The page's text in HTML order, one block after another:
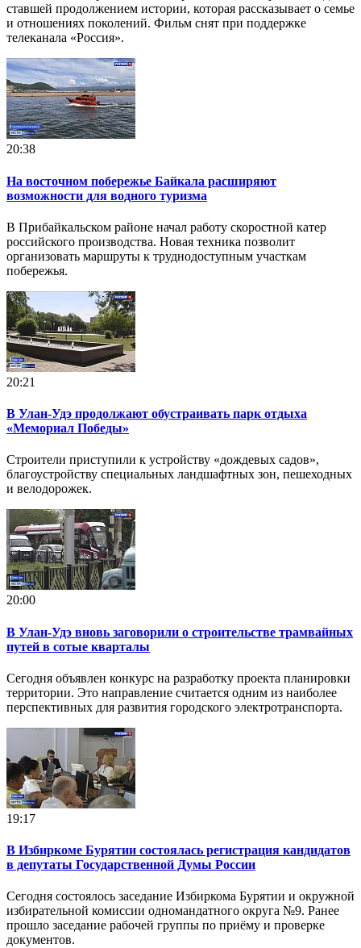
ставшей продолжением истории, которая рассказывает о семье
и отношениях поколений. Фильм снят при поддержке
телеканала «Россия».
20:38
На восточном побережье Байкала расширяют
возможности для водного туризма
В Прибайкальском районе начал работу скоростной катер
российского производства. Новая техника позволит
организовать маршруты к труднодоступным участкам
побережья.
20:21
В Улан-Удэ продолжают обустраивать парк отдыха
«Мемориал Победы»
Строители приступили к устройству «дождевых садов»,
благоустройству специальных ландшафтных зон, пешеходных
и велодорожек.
20:00
В Улан-Удэ вновь заговорили о строительстве трамвайных
путей в сотые кварталы
Сегодня объявлен конкурс на разработку проекта планировки
территории. Это направление считается одним из наиболее
перспективных для развития городского электротранспорта.
19:17
В Избиркоме Бурятии состоялась регистрация кандидатов
в депутаты Государственной Думы России
Сегодня состоялось заседание Избиркома Бурятии и окружной
избирательной комиссии одномандатного округа №9. Ранее
прошло заседание рабочей группы по приёму и проверке
документов.